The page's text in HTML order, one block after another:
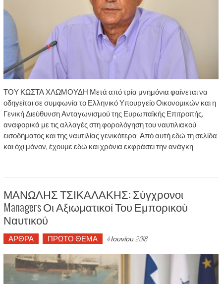
ΤΟΥ ΚΩΣΤΑ ΧΛΩΜΟΥΔΗ Μετά από τρία μνημόνια φαίνεται να
οδηγείται σε συμφωνία το Ελληνικό Υπουργείο Οικονομικών και η
Γενική Διεύθυνση Ανταγωνισμού της Ευρωπαϊκής Επιτροπής,
αναφορικά με τις αλλαγές στη φορολόγηση του ναυτιλιακού
εισοδήματος και της ναυτιλίας γενικότερα. Από αυτή εδώ τη σελίδα
και όχι μόνον, έχουμε εδώ και χρόνια εκφράσει την ανάγκη
ΜΑΝΩΛΗΣ ΤΣΙΚΑΛΑΚΗΣ: Σύγχρονοι
Managers Οι Αξιωματικοί Του Εμπορικού
Ναυτικού
ΑΡΘΡΑ ΠΡΩΤΟ ΘΕΜΑ 4 Ιουνίου 2018